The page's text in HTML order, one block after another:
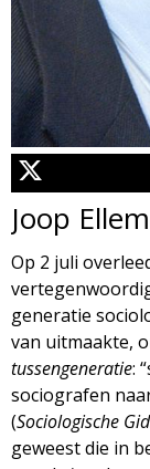
i
o
l
o
g
i
e
M
d
m
e
n
u
Joop
Op 2 juli
generatie
van uitmaakte,
tussengeneratie:
sociografen
(Sociologische
geweest die in